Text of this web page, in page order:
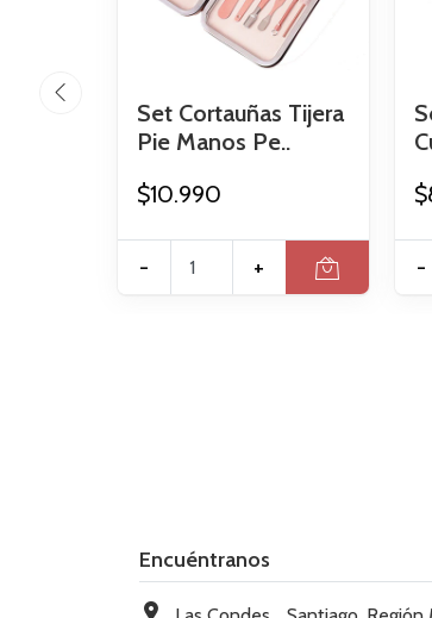
Set Cortauñas Tijera
Pie Manos Pe..
$10.990
- + -
Encuéntranos